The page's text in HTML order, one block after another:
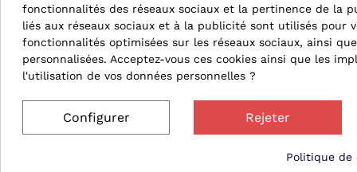
04
fonctionnalités des réseaux sociaux et la pertinence de la
liés aux réseaux sociaux et à la publicité sont utilisés pour
fonctionnalités optimisées sur les réseaux sociaux, ainsi
personnalisées. Acceptez-vous ces cookies ainsi que les
l'utilisation de vos données personnelles ?
Configurer Rejeter
Politique de